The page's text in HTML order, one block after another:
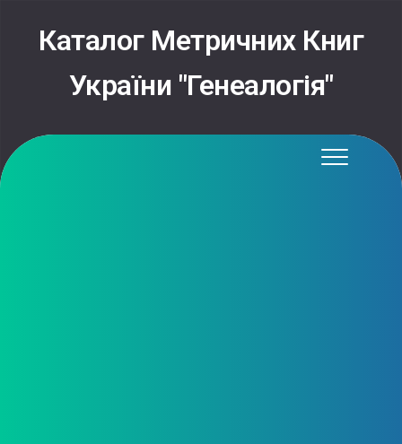
Каталог Метричних Книг
України "Генеалогія"